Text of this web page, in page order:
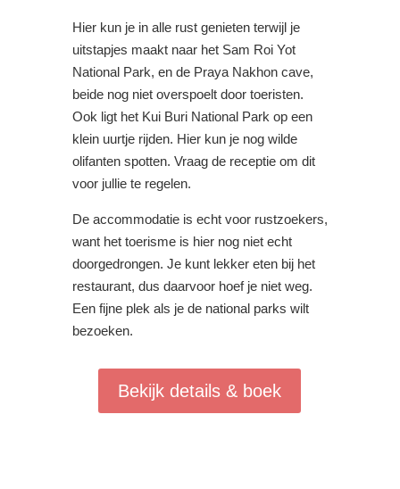
Hier kun je in alle rust genieten terwijl je
uitstapjes maakt naar het Sam Roi Yot
National Park, en de Praya Nakhon cave,
beide nog niet overspoelt door toeristen.
Ook ligt het Kui Buri National Park op een
klein uurtje rijden. Hier kun je nog wilde
olifanten spotten. Vraag de receptie om dit
voor jullie te regelen.
De accommodatie is echt voor rustzoekers,
want het toerisme is hier nog niet echt
doorgedrongen. Je kunt lekker eten bij het
restaurant, dus daarvoor hoef je niet weg.
Een fijne plek als je de national parks wilt
bezoeken.
Bekijk details & boek